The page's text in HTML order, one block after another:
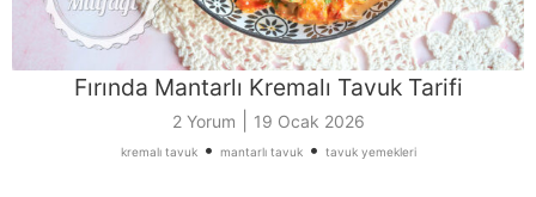
Fırında Mantarlı Kremalı Tavuk Tarifi
2 Yorum 19 Ocak 2026
kremalı tavuk• mantarlı tavuk• tavuk yemekleri